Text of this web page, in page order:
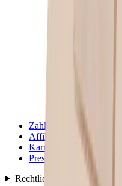
Zahlung & Versand
Affiliate Programm
Karriere
Presse
Rechtliches